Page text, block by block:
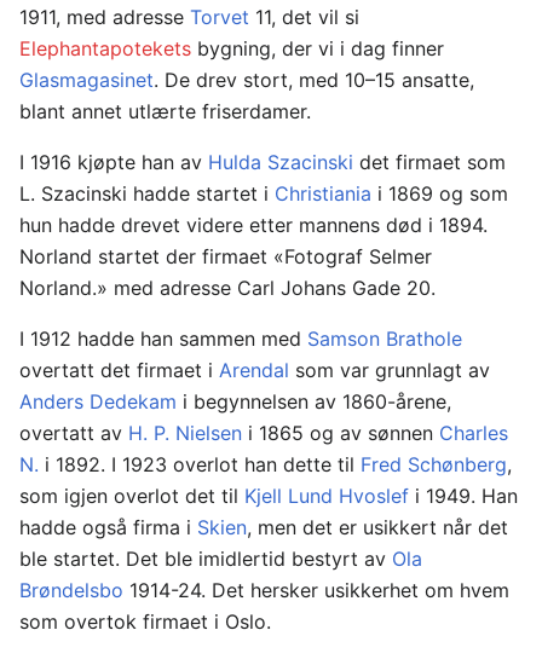
1911, med adresse Torvet 11, det vil si
Elephantapotekets bygning, der vi i dag finner
Glasmagasinet. De drev stort, med 10–15 ansatte,
blant annet utlærte friserdamer.
I 1916 kjøpte han av Hulda Szacinski det firmaet som
L. Szacinski hadde startet i Christiania i 1869 og som
hun hadde drevet videre etter mannens død i 1894.
Norland startet der firmaet «Fotograf Selmer
Norland.» med adresse Carl Johans Gade 20.
I 1912 hadde han sammen med Samson Brathole
overtatt det firmaet i Arendal som var grunnlagt av
Anders Dedekam i begynnelsen av 1860-årene,
overtatt av H. P. Nielsen i 1865 og av sønnen Charles
N. i 1892. I 1923 overlot han dette til Fred Schønberg,
som igjen overlot det til Kjell Lund Hvoslef i 1949. Han
hadde også firma i Skien, men det er usikkert når det
ble startet. Det ble imidlertid bestyrt av Ola
Brøndelsbo 1914-24. Det hersker usikkerhet om hvem
som overtok firmaet i Oslo.